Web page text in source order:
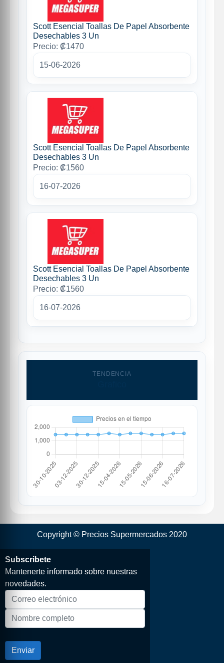
Scott Esencial Toallas De Papel Absorbente
Desechables 3 Un
Precio: ₡1470
15-06-2026
Scott Esencial Toallas De Papel Absorbente
Desechables 3 Un
Precio: ₡1560
16-07-2026
Scott Esencial Toallas De Papel Absorbente
Desechables 3 Un
Precio: ₡1560
16-07-2026
TENDENCIA
Copyright © Precios Supermercados 2020
Subscribete
Mantenerte informado sobre nuestras
novedades.